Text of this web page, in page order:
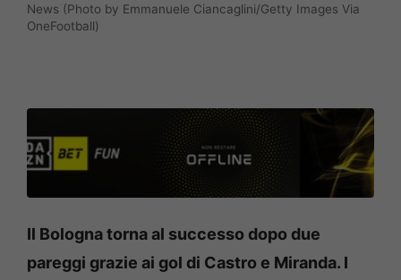
News (Photo by Emmanuele Ciancaglini/Getty Images Via
OneFootball)
Il Bologna torna al successo dopo due
pareggi grazie ai gol di Castro e Miranda. I